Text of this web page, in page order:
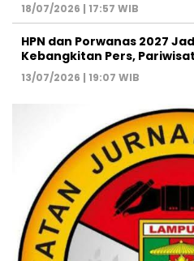
18/07/2026 | 17:57 WIB
HPN dan Porwanas 2027
Kebangkitan Pers,
13/07/2026 | 19:07 WIB